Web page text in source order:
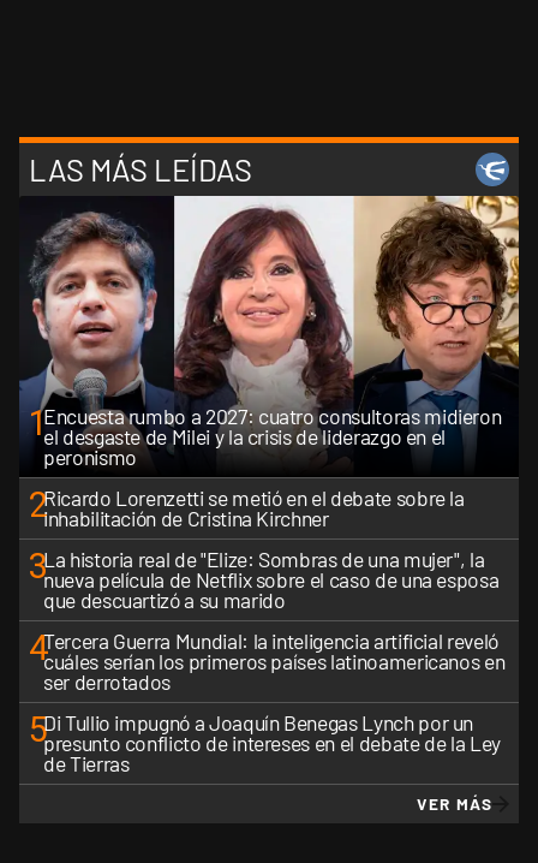
LAS MÁS LEÍDAS
1Encuesta rumbo a 2027: cuatro consultoras midieron
el desgaste de Milei y la crisis de liderazgo en el
peronismo
2Ricardo Lorenzetti se metió en el debate sobre la
inhabilitación de Cristina Kirchner
3La historia real de "Elize: Sombras de una mujer", la
nueva película de Netflix sobre el caso de una esposa
que descuartizó a su marido
4Tercera Guerra Mundial: la inteligencia artificial reveló
cuáles serían los primeros países latinoamericanos en
ser derrotados
5Di Tullio impugnó a Joaquín Benegas Lynch por un
presunto conflicto de intereses en el debate de la Ley
de Tierras
VER MÁS